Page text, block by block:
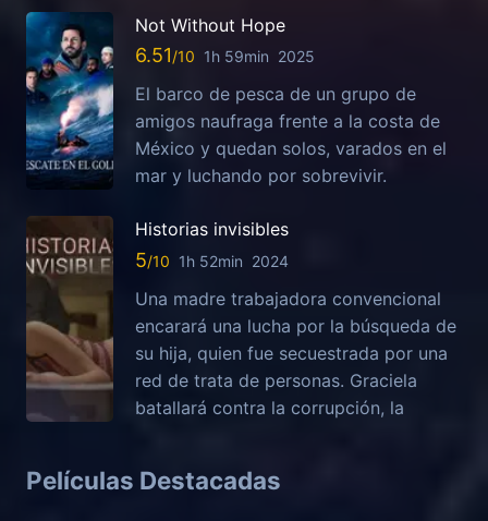
Not Without Hope
6.51 1h 59min 2025
El barco de pesca de un grupo de
amigos naufraga frente a la costa de
México y quedan solos, varados en el
mar y luchando por sobrevivir.
Historias invisibles
5 1h 52min 2024
Una madre trabajadora convencional
encarará una lucha por la búsqueda de
su hija, quien fue secuestrada por una
red de trata de personas. Graciela
batallará contra la corrupción, la
Películas Destacadas